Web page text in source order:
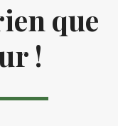
que
!